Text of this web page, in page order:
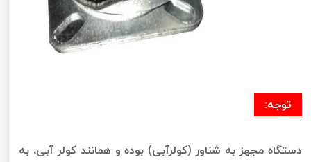
توجه:
دستگاه مجهز به شناور (کولرآبی) بوده و همانند کولر آبی، به